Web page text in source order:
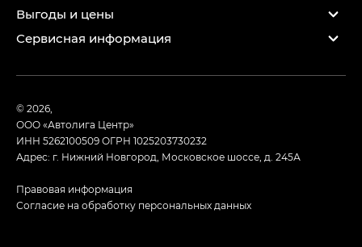
Выгоды и цены
Сервисная информация
© 2026,
ООО «Автолига Центр»
ИНН 5262100509ОГРН 1025203730232
Адрес: г. Нижний Новгород, Московское шоссе, д. 245А
Правовая информация
Согласие на обработку персональных данных